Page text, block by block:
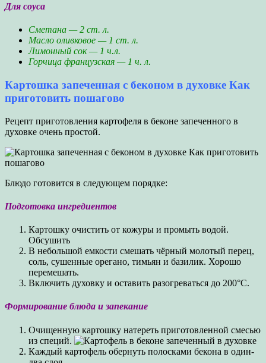
Для соуса
Сметана — 2 ст. л.
Масло оливковое — 1 ст. л.
Лимонный сок — 1 ч.л.
Горчица французская — 1 ч. л.
Картошка запеченная с беконом в духовке Как
приготовить пошагово
Рецепт приготовления картофеля в беконе запеченного в
духовке очень простой.
Блюдо готовится в следующем порядке:
Подготовка ингредиентов
Картошку очистить от кожуры и промыть водой.
Обсушить
В небольшой емкости смешать чёрный молотый перец,
соль, сушенные орегано, тимьян и базилик. Хорошо
перемешать.
Включить духовку и оставить разогреваться до 200°C.
Формирование блюда и запекание
Очищенную картошку натереть приготовленной смесью
из специй.
Каждый картофель обернуть полосками бекона в один-